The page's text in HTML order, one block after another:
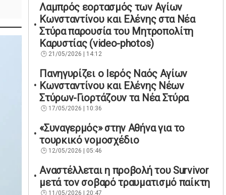
Λαμπρός εορτασμός των Αγίων
Κωνσταντίνου και Ελένης στα Νέα
Στύρα παρουσία του Μητροπολίτη
Καρυστίας (video-photos)
21/05/2026 | 14:12
Πανηγυρίζει ο Ιερός Ναός Αγίων
Κωνσταντίνου και Ελένης Νέων
Στύρων-Γιορτάζουν τα Νέα Στύρα
17/05/2026 | 10:36
«Συναγερμός» στην Αθήνα για το
τουρκικό νομοσχέδιο
12/05/2026 | 05:46
Αναστέλλεται η προβολή του Survivor
μετά τον σοβαρό τραυματισμό παίκτη
11/05/2026 | 20:47